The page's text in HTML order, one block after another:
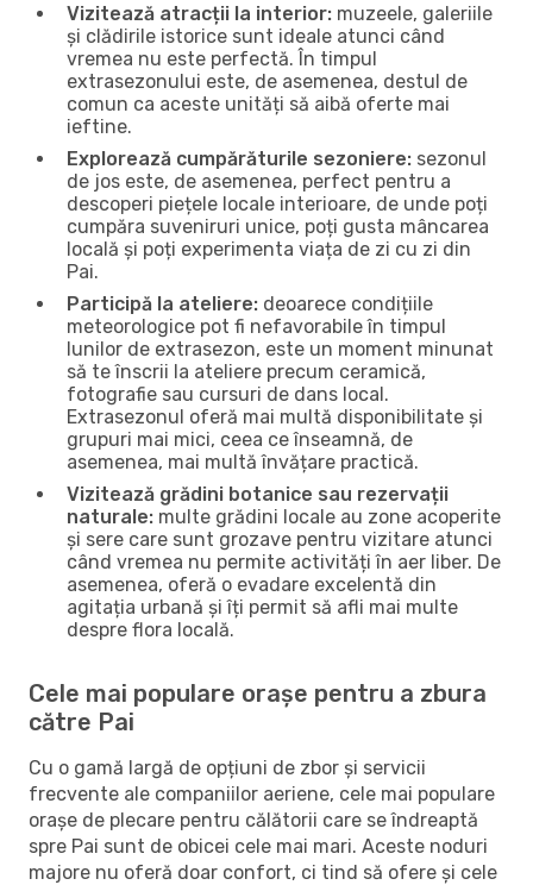
Vizitează atracții la interior: muzeele, galeriile
și clădirile istorice sunt ideale atunci când
vremea nu este perfectă. În timpul
extrasezonului este, de asemenea, destul de
comun ca aceste unități să aibă oferte mai
ieftine.
Explorează cumpărăturile sezoniere: sezonul
de jos este, de asemenea, perfect pentru a
descoperi piețele locale interioare, de unde poți
cumpăra suveniruri unice, poți gusta mâncarea
locală și poți experimenta viața de zi cu zi din
Pai.
Participă la ateliere: deoarece condițiile
meteorologice pot fi nefavorabile în timpul
lunilor de extrasezon, este un moment minunat
să te înscrii la ateliere precum ceramică,
fotografie sau cursuri de dans local.
Extrasezonul oferă mai multă disponibilitate și
grupuri mai mici, ceea ce înseamnă, de
asemenea, mai multă învățare practică.
Vizitează grădini botanice sau rezervații
naturale: multe grădini locale au zone acoperite
și sere care sunt grozave pentru vizitare atunci
când vremea nu permite activități în aer liber. De
asemenea, oferă o evadare excelentă din
agitația urbană și îți permit să afli mai multe
despre flora locală.
Cele mai populare orașe pentru a zbura
către Pai
Cu o gamă largă de opțiuni de zbor și servicii
frecvente ale companiilor aeriene, cele mai populare
orașe de plecare pentru călătorii care se îndreaptă
spre Pai sunt de obicei cele mai mari. Aceste noduri
majore nu oferă doar confort, ci tind să ofere și cele